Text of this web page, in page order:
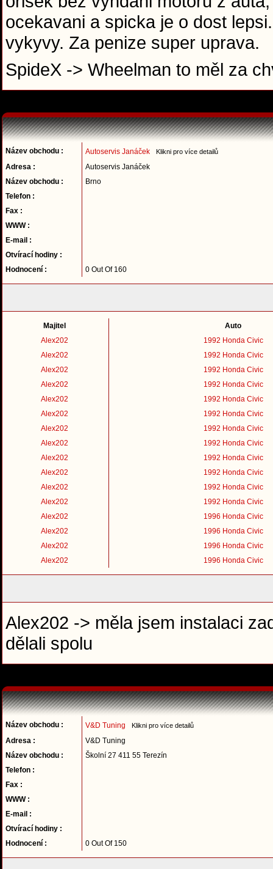
ocekavani a spicka je o dost
vykyvy. Za penize super uprava.
SpideX -> Wheelman to měl za
Název obchodu : Autoservis Janáček Klikni pro více detailů
Adresa :
Autoservis Janáček
Název obchodu :
Brno
Telefon :
Fax :
WWW :
E-mail :
Otvírací hodiny :
Hodnocení :
0 Out Of 160
Majitel
Auto
Alex202
1992 Honda Civic
Alex202
1992 Honda Civic
Alex202
1992 Honda Civic
Alex202
1992 Honda Civic
Alex202
1992 Honda Civic
Alex202
1992 Honda Civic
Alex202
1992 Honda Civic
Alex202
1992 Honda Civic
Alex202
1992 Honda Civic
Alex202
1992 Honda Civic
Alex202
1992 Honda Civic
Alex202
1992 Honda Civic
Alex202
1996 Honda Civic
Alex202
1996 Honda Civic
Alex202
1996 Honda Civic
Alex202
1996 Honda Civic
Alex202 -> měla jsem instalaci
dělali spolu
Název obchodu : V&D Tuning Klikni pro více detailů
Adresa :
V&D Tuning
Název obchodu :
Školní 27 411 55 Terezín
Telefon :
Fax :
WWW :
E-mail :
Otvírací hodiny :
Hodnocení :
0 Out Of 150